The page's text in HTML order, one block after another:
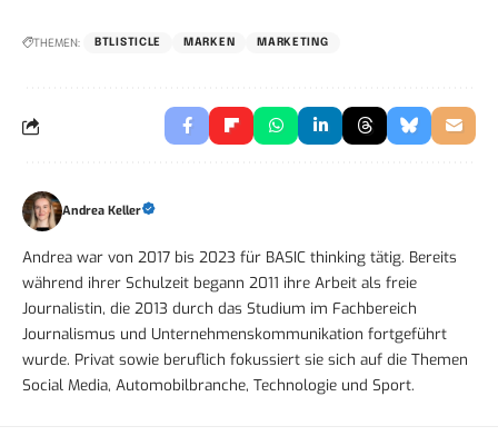
THEMEN: BTLISTICLE MARKEN MARKETING
Andrea Keller
Andrea war von 2017 bis 2023 für BASIC thinking tätig. Bereits
während ihrer Schulzeit begann 2011 ihre Arbeit als freie
Journalistin, die 2013 durch das Studium im Fachbereich
Journalismus und Unternehmenskommunikation fortgeführt
wurde. Privat sowie beruflich fokussiert sie sich auf die Themen
Social Media, Automobilbranche, Technologie und Sport.